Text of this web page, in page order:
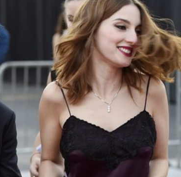
Belén Esteban: "Estoy emocionada, muy contenta y muy feliz por llegar a RTVE"
Manu Baqueiro: "Tuve como referente a Bruce Willis en 'Luz de Luna' para mi trabajo en la serie 'Perdiendo el juicio'"
Magdalena de Suecia responde a las críticas y explica por qué le han permitido lanzar su propio negocio